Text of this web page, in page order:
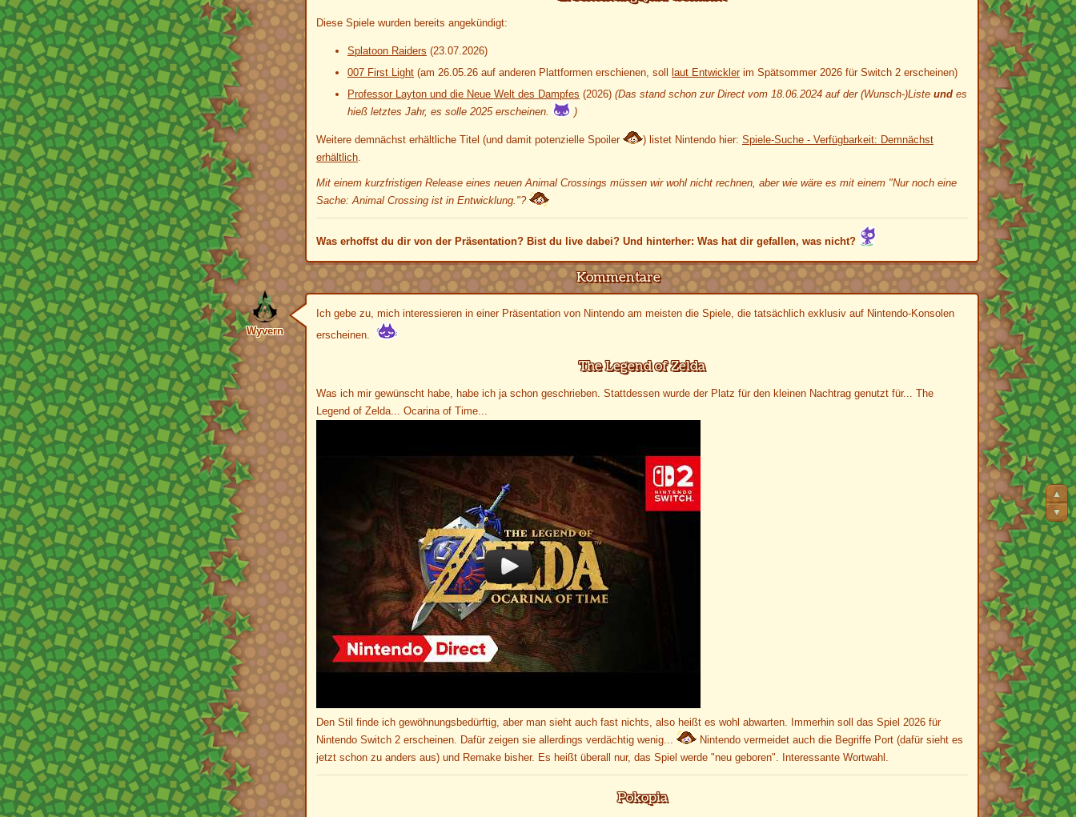
Diese Spiele wurden bereits angekündigt:
Splatoon Raiders (23.07.2026)
007 First Light (am 26.05.26 auf anderen Plattformen erschienen, soll laut Entwickler im Spätsommer 2026 für Switch 2 erscheinen)
Professor Layton und die Neue Welt des Dampfes (2026) (Das stand schon zur Direct vom 18.06.2024 auf der (Wunsch-)Liste und es
hieß letztes Jahr, es solle 2025 erscheinen.
)
Weitere demnächst erhältliche Titel (und damit potenzielle Spoiler ) listet Nintendo hier: Spiele-Suche - Verfügbarkeit: Demnächst
erhältlich
Mit einem kurzfristigen Release eines neuen Animal Crossings müssen wir wohl nicht rechnen, aber wie wäre es mit einem "Nur noch eine
Sache: Animal Crossing ist in Entwicklung."?
Was erhoffst du dir von der Präsentation? Bist du live dabei? Und hinterher: Was hat dir gefallen, was nicht?
Kommentare
Wyvern
Ich gebe zu, mich interessieren in einer Präsentation von Nintendo am meisten die Spiele, die tatsächlich exklusiv auf Nintendo-Konsolen
erscheinen.
The Legend of Zelda
Was ich mir gewünscht habe, habe ich ja schon geschrieben. Stattdessen wurde der Platz für den kleinen Nachtrag genutzt für... The
Legend of Zelda... Ocarina of Time...
Den Stil finde ich gewöhnungsbedürftig, aber man sieht auch fast nichts, also heißt es wohl abwarten. Immerhin soll das Spiel 2026 für
Nintendo Switch 2 erscheinen. Dafür zeigen sie allerdings verdächtig wenig...
Nintendo vermeidet auch die Begriffe Port (dafür sieht es
jetzt schon zu anders aus) und Remake bisher. Es heißt überall nur, das Spiel werde "neu geboren". Interessante Wortwahl.
Pokopia
▲
▼